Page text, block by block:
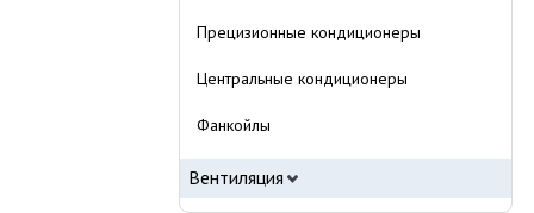
Прецизионные кондиционеры
Центральные кондиционеры
Фанкойлы
Вентиляция